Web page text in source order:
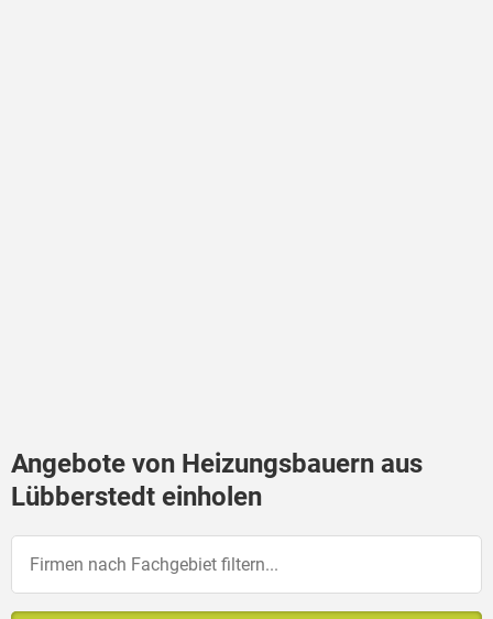
Angebote von Heizungsbauern aus
Lübberstedt einholen